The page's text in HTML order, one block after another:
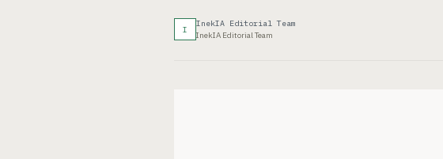
I
InekIA Editorial Team
InekIA Editorial Team